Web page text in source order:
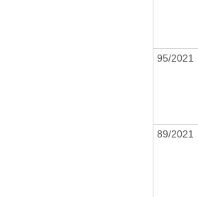
95/2021
89/2021